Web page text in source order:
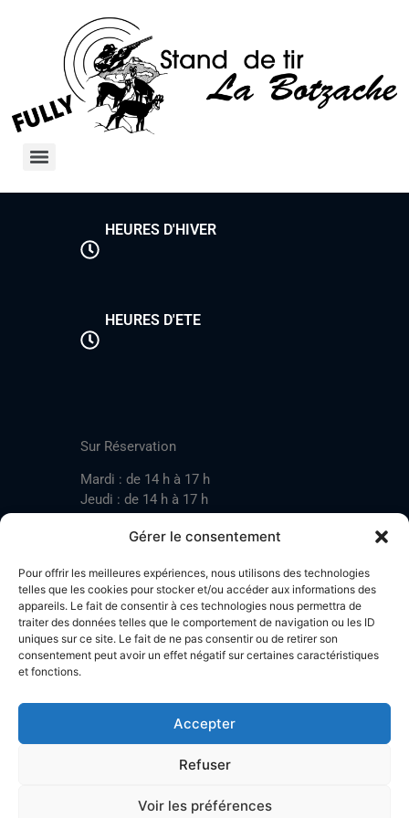
Gérer le consentement
Pour offrir les meilleures expériences, nous utilisons des technologies
telles que les cookies pour stocker et/ou accéder aux informations des
appareils. Le fait de consentir à ces technologies nous permettra de
traiter des données telles que le comportement de navigation ou les ID
uniques sur ce site. Le fait de ne pas consentir ou de retirer son
consentement peut avoir un effet négatif sur certaines caractéristiques
et fonctions.
Accepter
Refuser
Voir les préférences
HEURES D'HIVER
HEURES D'ETE
Sur Réservation
Mardi : de 14 h à 17 h
Jeudi : de 14 h à 17 h
Mardi : de 17 h à 20 h
Jeudi : de 17 h à 20 h
Samedi : de 14 h à 17 h
Stand de tir LA BOTZACHE
Près de Mazembroz
Tel: +41 (0)79 220 41 69
Plan d'accès